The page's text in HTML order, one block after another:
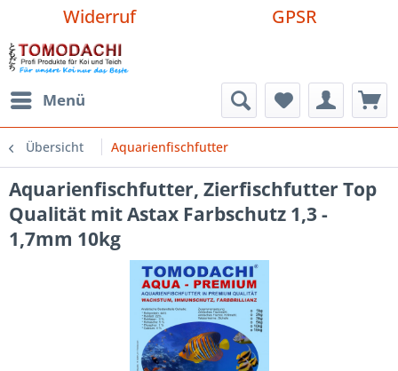
Widerruf GPSR
Menü
Übersicht Aquarienfischfutter
Aquarienfischfutter, Zierfischfutter Top
Qualität mit Astax Farbschutz 1,3 -
1,7mm 10kg